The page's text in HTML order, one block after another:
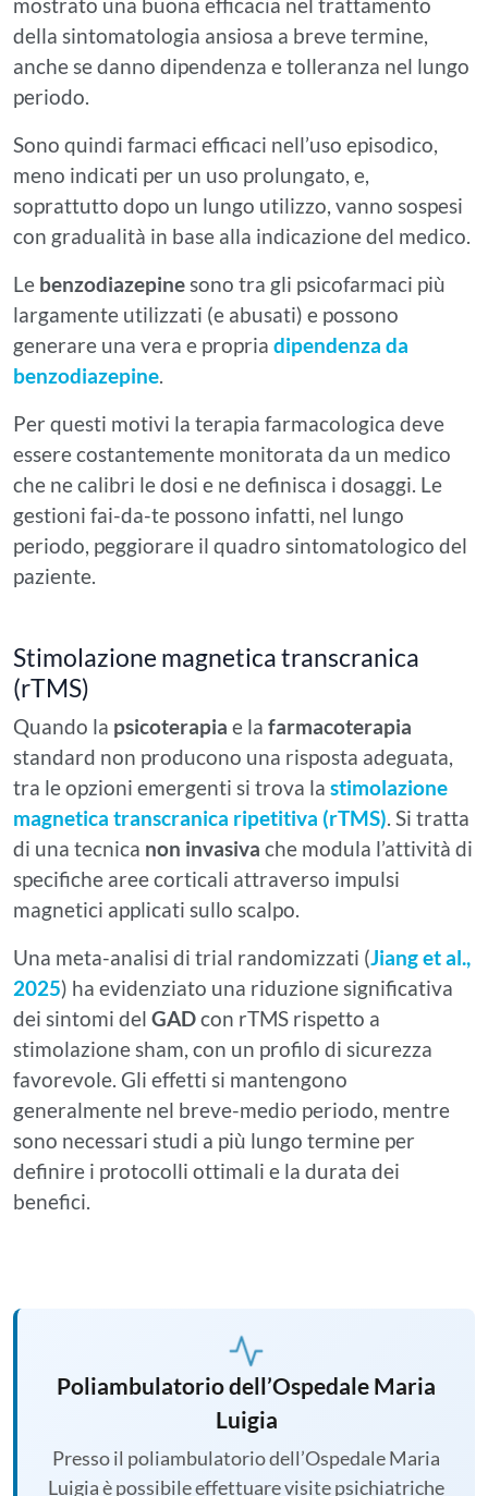
della sintomatologia ansiosa a breve termine,
anche se danno dipendenza e tolleranza nel lungo
periodo.
Sono quindi farmaci efficaci nell’uso episodico,
meno indicati per un uso prolungato, e,
soprattutto dopo un lungo utilizzo, vanno sospesi
con gradualità in base alla indicazione del medico.
Le benzodiazepinesono tra gli psicofarmaci più
largamente utilizzati (e abusati) e possono
generare una vera e propria dipendenza da
benzodiazepine.
Per questi motivi la terapia farmacologica deve
essere costantemente monitorata da un medico
che ne calibri le dosi e ne definisca i dosaggi. Le
gestioni fai-da-te possono infatti, nel lungo
periodo, peggiorare il quadro sintomatologico del
paziente.
Stimolazione magnetica transcranica
(rTMS)
Quando la psicoterapia e la farmacoterapia
standard non producono una risposta adeguata,
tra le opzioni emergenti si trova la stimolazione
magnetica transcranica ripetitiva (rTMS). Si tratta
di una tecnica non invasiva che modula l’attività di
specifiche aree corticali attraverso impulsi
magnetici applicati sullo scalpo.
Una meta-analisi di trial randomizzati (Jiang et al.,
2025) ha evidenziato una riduzione significativa
dei sintomi del GADcon rTMS rispetto a
stimolazione sham, con un profilo di sicurezza
favorevole. Gli effetti si mantengono
generalmente nel breve-medio periodo, mentre
sono necessari studi a più lungo termine per
definire i protocolli ottimali e la durata dei
benefici.
Poliambulatorio dell’Ospedale Maria
Luigia
Presso il poliambulatorio dell’Ospedale Maria
Luigia è possibile effettuare visite psichiatriche